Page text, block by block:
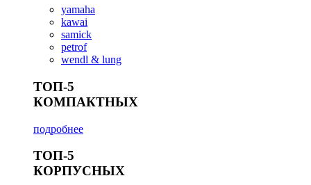
yamaha
kawai
samick
petrof
wendl & lung
ТОП-5
КОМПАКТНЫХ
подробнее
ТОП-5
КОРПУСНЫХ